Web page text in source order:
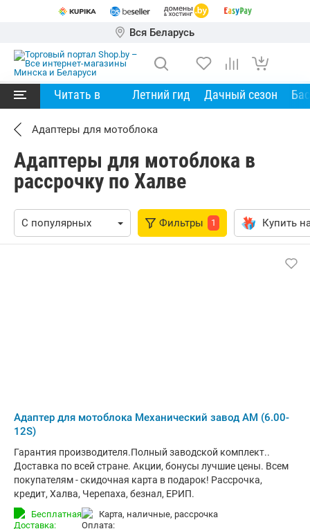
Вся Беларусь
Читать в Летний гид Дачный сезон
Адаптеры для мотоблока
Адаптеры для мотоблока в
рассрочку по Халве
Фильтры 1 Купить
Адаптер для мотоблока Механический завод АМ (6.00-
12S)
Гарантия производителя.Полный заводской комплект..
Доставка по всей стране. Акции, бонусы лучшие цены. Всем
покупателям - скидочная карта в подарок! Рассрочка,
кредит, Халва, Черепаха, безнал, ЕРИП.
Бесплатная карта, наличные, рассрочка